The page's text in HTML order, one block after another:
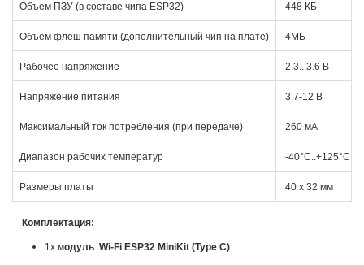
Объем ПЗУ (в составе чипа ESP32) 448 КБ
Объем флеш памяти (дополнительный чип на плате) 4МБ
Рабочее напряжение 2.3...3.6 В
Напряжение питания 3.7-12 В
Максимальный ток потребления (при передаче) 260 мА
Диапазон рабочих температур -40°C..+125°C
Размеры платы 40 x 32 мм
Комплектация:
1х модуль Wi-Fi ESP32 MiniKit (Type C)